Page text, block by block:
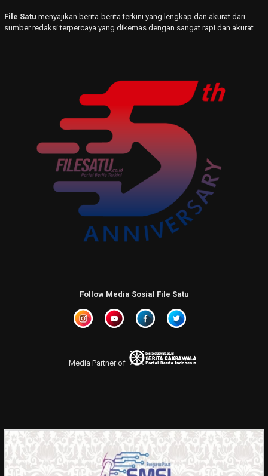
File Satu menyajikan berita-berita terkini yang lengkap dan akurat dari
sumber redaksi terpercaya yang dikemas dengan sangat rapi dan akurat.
Follow Media Sosial File Satu
Media Partner of